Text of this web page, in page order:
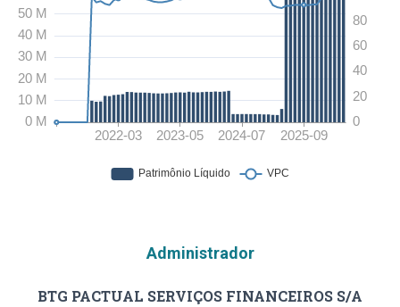
Administrador
BTG PACTUAL SERVIÇOS FINANCEIROS S/A